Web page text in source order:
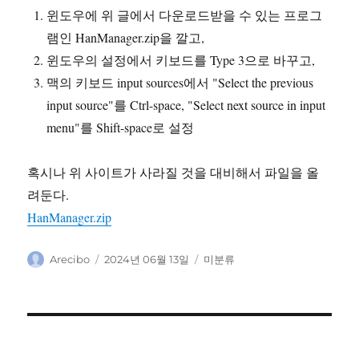
윈도우에 위 글에서 다운로드받을 수 있는 프로그
램인 HanManager.zip을 깔고,
윈도우의 설정에서 키보드를 Type 3으로 바꾸고,
맥의 키보드 input sources에서 "Select the previous
input source"를 Ctrl-space, "Select next source in input
menu"를 Shift-space로 설정
혹시나 위 사이트가 사라질 것을 대비해서 파일을 올
려둔다.
HanManager.zip
글
Arecibo
작
2024년 06월 13일
카
미분류